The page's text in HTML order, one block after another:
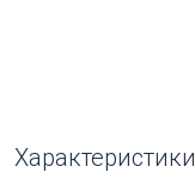
Характеристики